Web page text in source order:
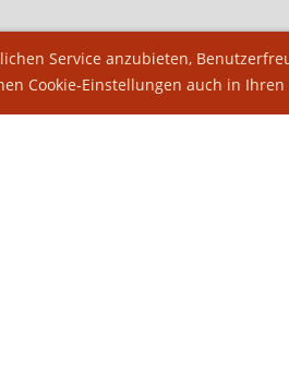
Service anzubieten,
Cookie-Einstellungen auch in